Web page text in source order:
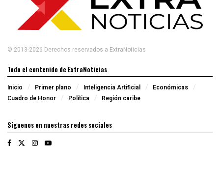
© 2013-2026 Derechos reservados a ExtraNoticias
Todo el contenido de ExtraNoticias
Inicio Primer plano Inteligencia Artificial
Económicas
Cuadro de Honor
Política Región caribe
Síguenos en nuestras redes sociales